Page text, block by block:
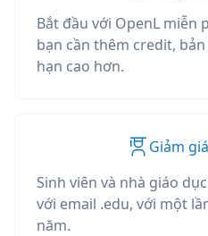
Bắt đầu với OpenL miễn
bạn cần thêm credit,
hạn cao hơn.
Giảm
Sinh viên và nhà giáo
với email .edu, với một
năm.